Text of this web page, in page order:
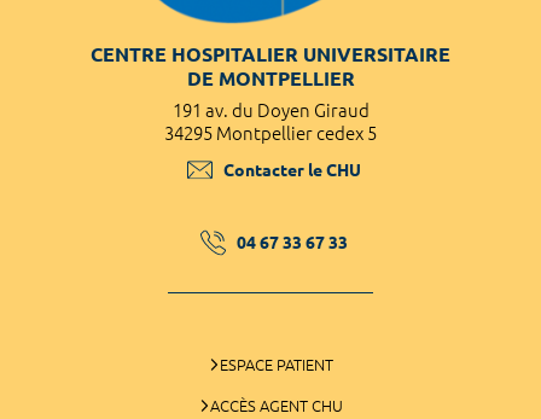
CENTRE HOSPITALIER UNIVERSITAIRE
DE MONTPELLIER
191 av. du Doyen Giraud
34295 Montpellier cedex 5
Contacter le CHU
04 67 33 67 33
ESPACE PATIENT
ACCÈS AGENT CHU